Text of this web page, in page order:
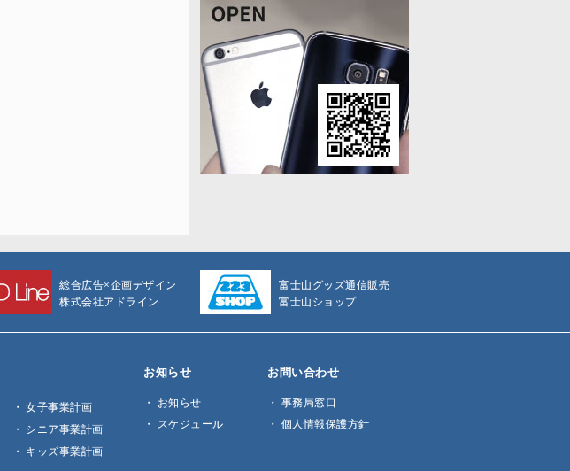
総合広告×企画デザイン
株式会社アドライン
富士山グッズ通信販売
富士山ショップ
女子事業計画
シニア事業計画
キッズ事業計画
お知らせ
お知らせ
スケジュール
お問い合わせ
事務局窓口
個人情報保護方針